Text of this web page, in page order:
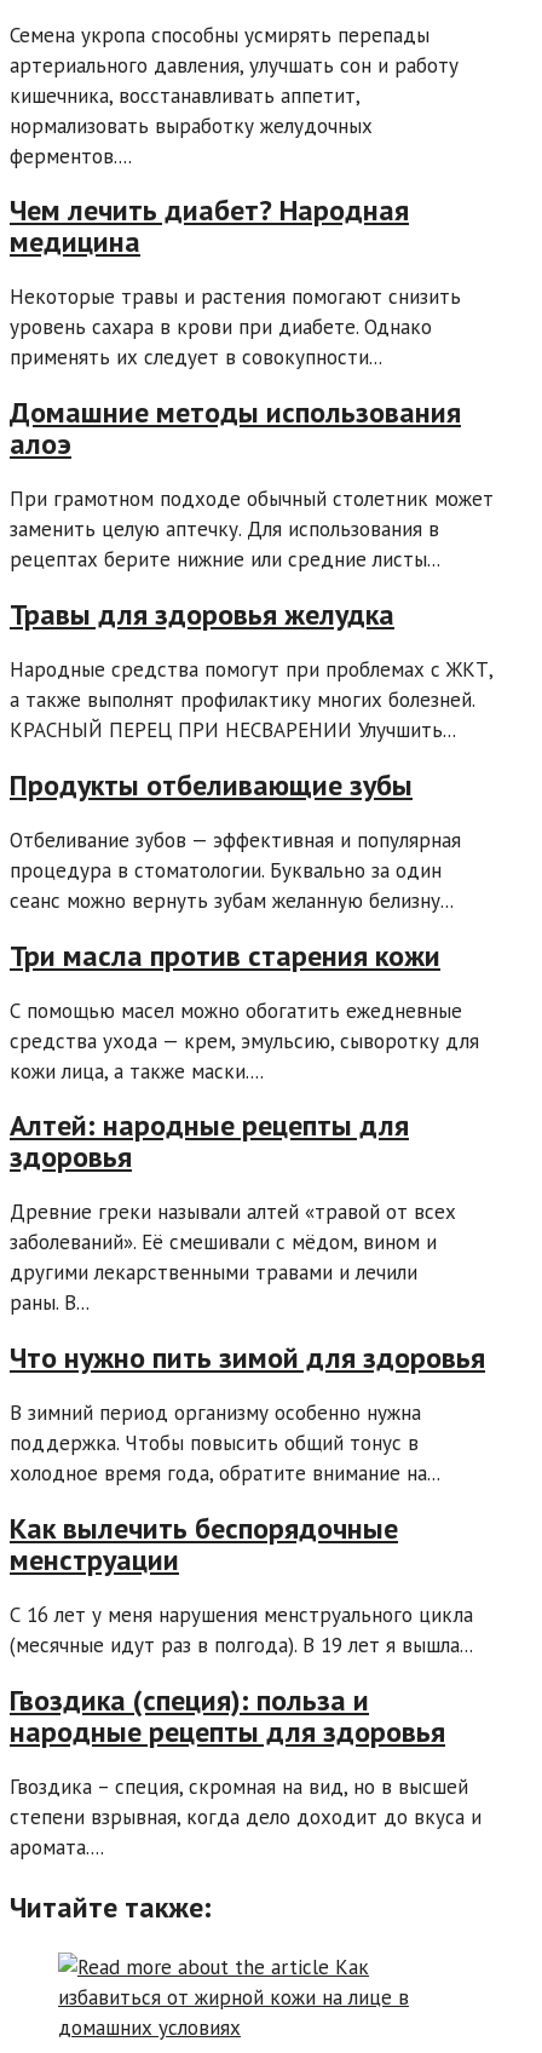
Семена укропа способны усмирять перепады
артериального давления, улучшать сон и работу
кишечника, восстанавливать аппетит,
нормализовать выработку желудочных
ферментов....
Чем лечить диабет? Народная
медицина
Некоторые травы и растения помогают снизить
уровень сахара в крови при диабете. Однако
применять их следует в совокупности...
Домашние методы использования
алоэ
При грамотном подходе обычный столетник может
заменить целую аптечку. Для использования в
рецептах берите нижние или средние листы...
Травы для здоровья желудка
Народные средства помогут при проблемах с ЖКТ,
а также выполнят профилактику многих болезней.
КРАСНЫЙ ПЕРЕЦ ПРИ НЕСВАРЕНИИ Улучшить...
Продукты отбеливающие зубы
Отбеливание зубов — эффективная и популярная
процедура в стоматологии. Буквально за один
сеанс можно вернуть зубам желанную белизну...
Три масла против старения кожи
С помощью масел можно обогатить ежедневные
средства ухода — крем, эмульсию, сыворотку для
кожи лица, а также маски....
Алтей: народные рецепты для
здоровья
Древние греки называли алтей «травой от всех
заболеваний». Её смешивали с мёдом, вином и
другими лекарственными травами и лечили
раны. В...
Что нужно пить зимой для здоровья
В зимний период организму особенно нужна
поддержка. Чтобы повысить общий тонус в
холодное время года, обратите внимание на...
Как вылечить беспорядочные
менструации
С 16 лет у меня нарушения менструального цикла
(месячные идут раз в полгода). В 19 лет я вышла...
Гвоздика (специя): польза и
народные рецепты для здоровья
Гвоздика – специя, скромная на вид, но в высшей
степени взрывная, когда дело доходит до вкуса и
аромата....
Читайте также: